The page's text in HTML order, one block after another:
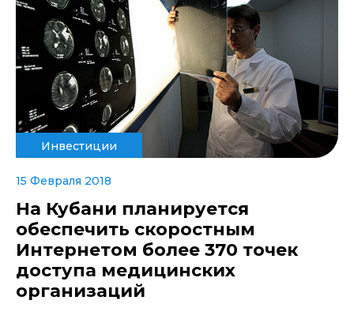
Инвестиции
15 Февраля 2018
На Кубани планируется
обеспечить скоростным
Интернетом более 370 точек
доступа медицинских
организаций